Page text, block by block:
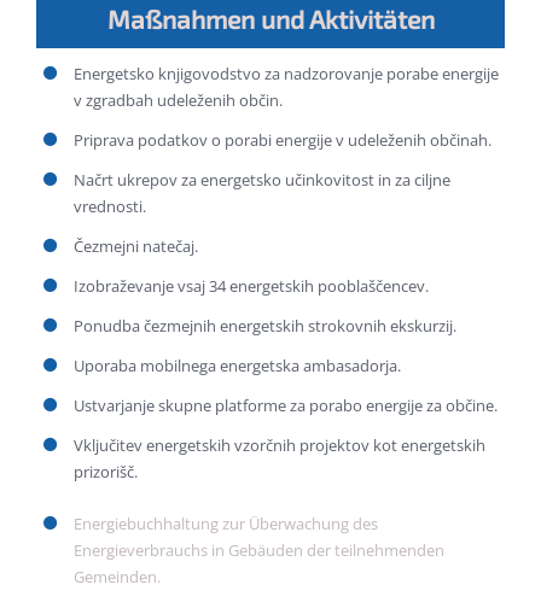
Maßnahmen und Aktivitäten
Energetsko knjigovodstvo za nadzorovanje porabe energije
v zgradbah udeleženih občin.
Priprava podatkov o porabi energije v udeleženih občinah.
Načrt ukrepov za energetsko učinkovitost in za ciljne
vrednosti.
Čezmejni natečaj.
Izobraževanje vsaj 34 energetskih pooblaščencev.
Ponudba čezmejnih energetskih strokovnih ekskurzij.
Uporaba mobilnega energetska ambasadorja.
Ustvarjanje skupne platforme za porabo energije za občine.
Vključitev energetskih vzorčnih projektov kot energetskih
prizorišč.
Energiebuchhaltung zur Überwachung des
Energieverbrauchs in Gebäuden der teilnehmenden
Gemeinden.